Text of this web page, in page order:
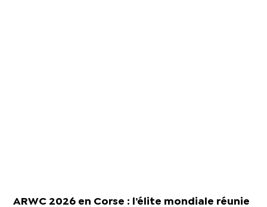
ARWC 2026 en Corse : l’élite mondiale réunie